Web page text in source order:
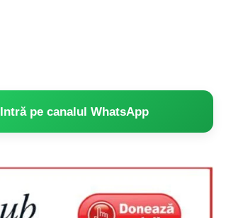
Intră pe canalul WhatsApp